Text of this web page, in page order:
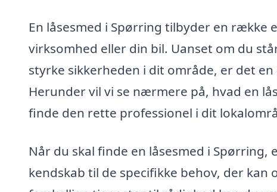
En låsesmed i Spørring tilbyder en række
virksomhed eller din bil. Uanset om du
styrke sikkerheden i dit område, er det
Herunder vil vi se nærmere på, hvad en
finde den rette professionel i dit
Når du skal finde en låsesmed i
kendskab til de specifikke behov, der